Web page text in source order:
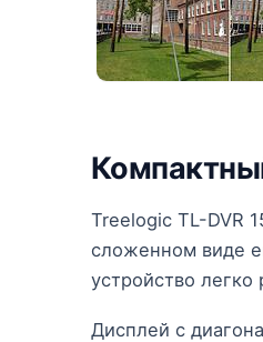
Treelogic TL-DVR
сложенном виде
устройство
Дисплей с